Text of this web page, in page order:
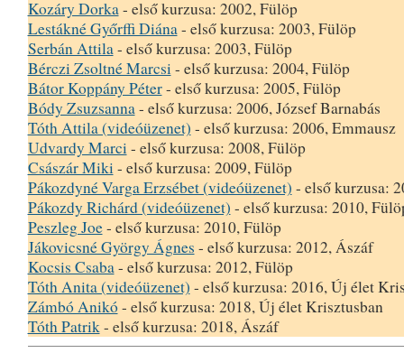
Kozáry Dorka- első kurzusa: 2002, Fülöp
Lestákné Győrffi Diána- első kurzusa: 2003, Fülöp
Serbán Attila- első kurzusa: 2003, Fülöp
Bérczi Zsoltné Marcsi - első kurzusa: 2004, Fülöp
Bátor Koppány Péter- első kurzusa: 2005, Fülöp
Bódy Zsuzsanna- első kurzusa: 2006, József Barnabás
Tóth Attila (videóüzenet) - első kurzusa: 2006, Emmausz
Udvardy Marci - első kurzusa: 2008, Fülöp
Császár Miki - első kurzusa: 2009, Fülöp
Pákozdyné Varga Erzsébet (videóüzenet) - első kurzusa:
Pákozdy Richárd (videóüzenet) - első kurzusa: 2010,
Peszleg Joe- első kurzusa: 2010, Fülöp
Jákovicsné György Ágnes - első kurzusa: 2012, Ászáf
Kocsis Csaba- első kurzusa: 2012, Fülöp
Tóth Anita (videóüzenet) - első kurzusa: 2016, Új élet
Zámbó Anikó- első kurzusa: 2018, Új élet Krisztusban
Tóth Patrik- első kurzusa: 2018, Ászáf